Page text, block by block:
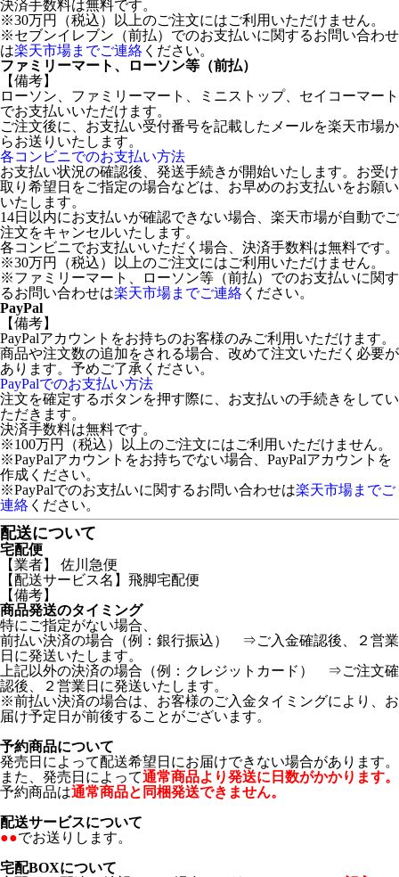
決済手数料は無料です。
※30万円（税込）以上のご注文にはご利用いただけません。
※セブンイレブン（前払）でのお支払いに関するお問い合わせ
は楽天市場までご連絡 ください。
ファミリーマート、ローソン等（前払）
【備考】
ローソン、ファミリーマート、ミニストップ、セイコーマート
でお支払いいただけます。
ご注文後に、お支払い受付番号を記載したメールを楽天市場か
らお送りいたします。
各コンビニでのお支払い方法
お支払い状況の確認後、発送手続きが開始いたします。お受け
取り希望日をご指定の場合などは、お早めのお支払いをお願い
いたします。
14日以内にお支払いが確認できない場合、楽天市場が自動でご
注文をキャンセルいたします。
各コンビニでお支払いいただく場合、決済手数料は無料です。
※30万円（税込）以上のご注文にはご利用いただけません。
※ファミリーマート、ローソン等（前払）でのお支払いに関す
るお問い合わせは楽天市場までご連絡 ください。
PayPal
【備考】
PayPalアカウントをお持ちのお客様のみご利用いただけます。
商品や注文数の追加をされる場合、改めて注文いただく必要が
あります。予めご了承ください。
PayPalでのお支払い方法
注文を確定するボタンを押す際に、お支払いの手続きをしてい
ただきます。
決済手数料は無料です。
※100万円（税込）以上のご注文にはご利用いただけません。
※PayPalアカウントをお持ちでない場合、PayPalアカウントを
作成ください。
※PayPalでのお支払いに関するお問い合わせは楽天市場までご
連絡 ください。
配送について
宅配便
【業者】 佐川急便
【配送サービス名】飛脚宅配便
【備考】
商品発送のタイミング
特にご指定がない場合、
前払い決済の場合（例：銀行振込） ⇒ご入金確認後、２営業
日に発送いたします。
上記以外の決済の場合（例：クレジットカード） ⇒ご注文確
認後、２営業日に発送いたします。
※前払い決済の場合は、お客様のご入金タイミングにより、お
届け予定日が前後することがございます。
予約商品について
発売日によって配送希望日にお届けできない場合があります。
また、発売日によって通常商品より発送に日数がかかります。
予約商品は通常商品と同梱発送できません。
配送サービスについて
●●でお送りします。
宅配BOXについて